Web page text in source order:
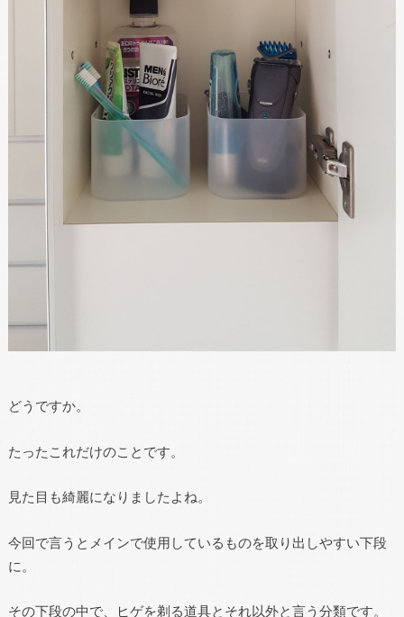
どうですか。
たったこれだけのことです。
見た目も綺麗になりましたよね。
今回で言うとメインで使用しているものを取り出しやすい下段
に。
その下段の中で、ヒゲを剃る道具とそれ以外と言う分類です。